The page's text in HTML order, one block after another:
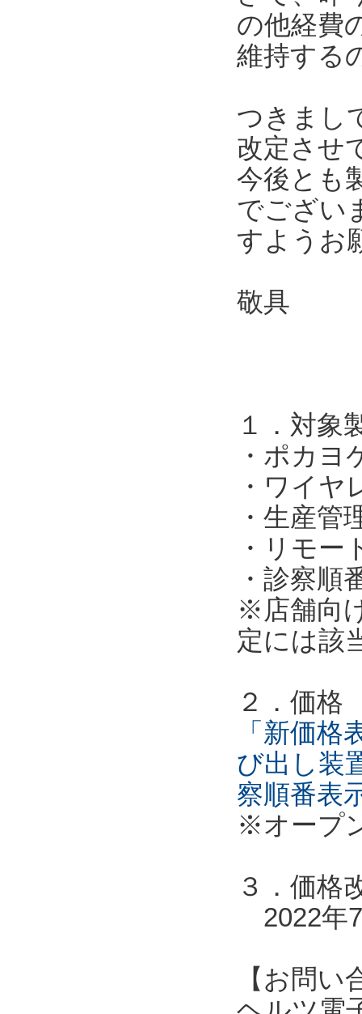
の他経費
維持する
つきまし
改定させ
今後とも
でござい
すようお
敬具
１．対象
・ポカヨ
・ワイヤ
・生産管
・リモ
・診察順
※店舗向
定には該
２．価格
「新価
び出し装
察順番表
※オープ
３．価格
2022年
【お問い